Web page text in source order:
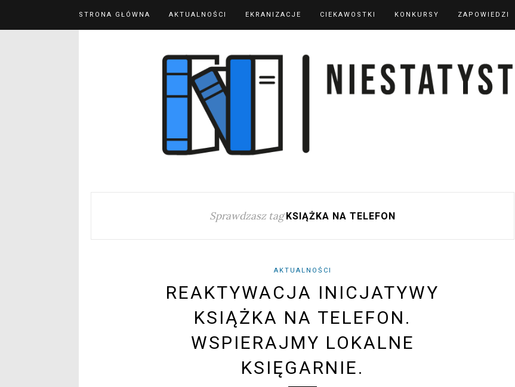
STRONA GŁÓWNA AKTUALNOŚCI EKRANIZACJE CIEKAWOSTKI KONKURSY ZAPOWIEDZI
Sprawdzasz tag KSIĄŻKA NA TELEFON
AKTUALNOŚCI
REAKTYWACJA INICJATYWY
KSIĄŻKA NA TELEFON.
WSPIERAJMY LOKALNE
KSIĘGARNIE.